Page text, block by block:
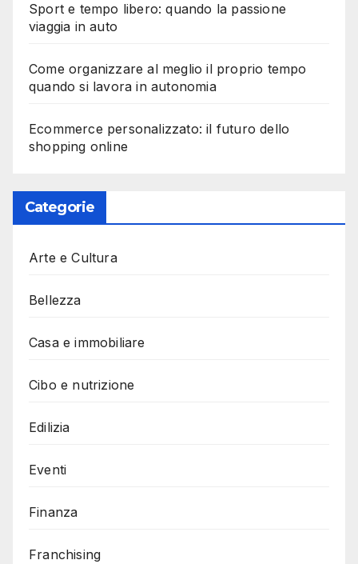
Sport e tempo libero: quando la passione
viaggia in auto
Come organizzare al meglio il proprio tempo
quando si lavora in autonomia
Ecommerce personalizzato: il futuro dello
shopping online
Categorie
Arte e Cultura
Bellezza
Casa e immobiliare
Cibo e nutrizione
Edilizia
Eventi
Finanza
Franchising